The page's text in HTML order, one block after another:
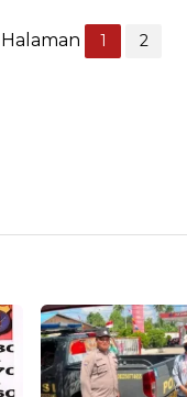
Halaman 1 2